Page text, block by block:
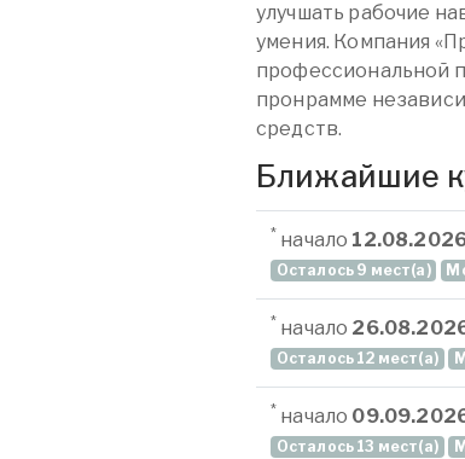
улучшать рабочие
умения. Компания
профессиональной
пронрамме
средств.
Ближайшие
* начало
Осталось 9 мест(а)
* начало
Осталось 12 мест(а)
* начало
Осталось 13 мест(а)